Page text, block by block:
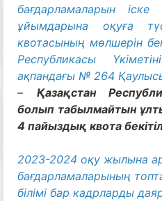
бағдарламаларын
ұйымдарына оқуға
квотасының мөлшерін
Республикасы
ақпандағы № 264
– Қазақстан
болып табылмайтын
4 пайыздық квота
2023-2024 оқу жылына
бағдарламаларының
білімі бар кадрларды